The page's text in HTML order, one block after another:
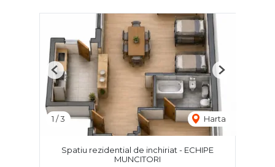
1 /3 Harta
Previous Next
Spatiu rezidential de inchiriat - ECHIPE
MUNCITORI